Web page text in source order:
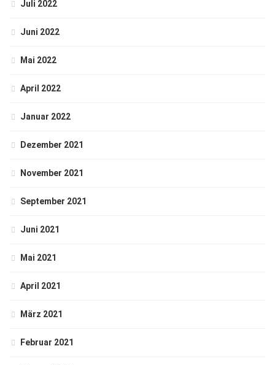
Juli 2022
Juni 2022
Mai 2022
April 2022
Januar 2022
Dezember 2021
November 2021
September 2021
Juni 2021
Mai 2021
April 2021
März 2021
Februar 2021